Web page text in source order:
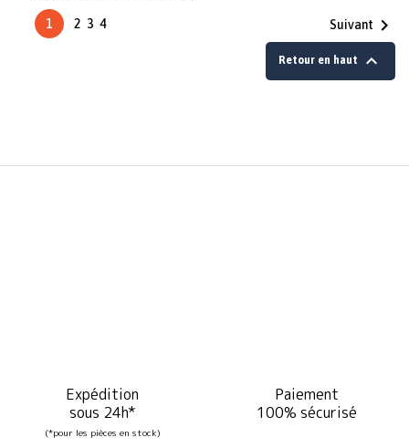
1 2 3 4 Suivant 
Retour en haut 
Expédition
sous 24h*
(*pour les pièces en stock)
Paiement
100% sécurisé